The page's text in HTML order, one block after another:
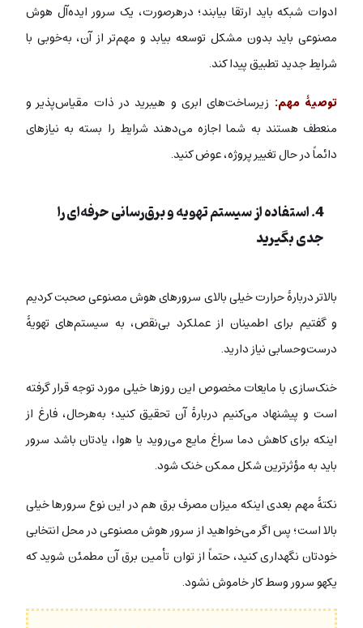
ادوات شبکه باید ارتقا بیابند؛ درهرصورت، یک سرور ایده‌آل هوش
مصنوعی باید بدون مشکل توسعه بیابد و مهم‌تر از آن، به‌خوبی با
شرایط جدید تطبیق پیدا کند.
توصیۀ مهم: زیرساخت‌های ابری و هیبرید در ذات مقیاس‌پذیر و
منعطف هستند به شما اجازه می‌دهند شرایط را بسته به نیازهای
دائماً در حال تغییر پروژه، عوض کنید.
4. استفاده از سیستم تهویه و برق‌رسانی حرفه‌ای را
جدی بگیرید
بالاتر دربارۀ حرارت خیلی بالای سرورهای هوش مصنوعی صحبت کردیم
و گفتیم برای اطمینان از عملکرد بی‌نقص، به سیستم‌های تهویۀ
درست‌وحسابی نیاز دارید.
خنک‌سازی با مایعات مخصوص این‌ روزها خیلی مورد توجه قرار گرفته
است و پیشنهاد می‌کنیم دربارۀ آن تحقیق کنید؛ به‌هرحال، فارغ از
اینکه برای کاهش دما سراغ مایع می‌روید یا هوا، یادتان باشد سرور
باید به مؤثرترین شکل ممکن خنک شود.
نکتۀ مهم بعدی اینکه میزان مصرف برق هم در این نوع سرورها خیلی
بالا است؛ پس اگر می‌خواهید از سرور هوش مصنوعی در محل انتخابی
خودتان نگهداری کنید، حتماً از توان تأمین برق آن مطمئن شوید که
یکهو سرور وسط کار خاموش نشود.